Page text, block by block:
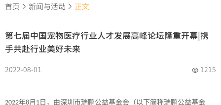
首页 新闻与活动 正文
第七届中国宠物医疗行业人才发展高峰论坛隆重开幕|携
手共赴行业美好未来
2022-08-01 1215
2022年8月 1 日，由深圳市瑞鹏公益基金会（以下简称瑞鹏公益基金